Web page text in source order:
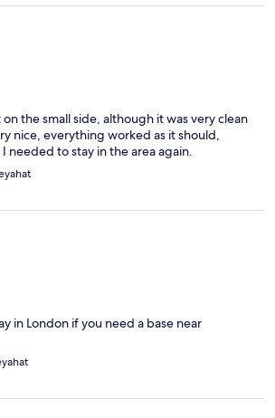
the small side, although it was very clean
nice, everything worked as it should,
needed to stay in the area again.
in London if you need a base near